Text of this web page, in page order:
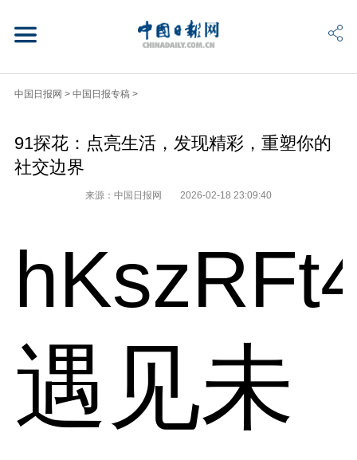
中国日报网 > 中国日报专稿 >
91探花：点亮生活，发现精彩，重塑你的
社交边界
来源：中国日报网 2026-02-18 23:09:40
遇见未